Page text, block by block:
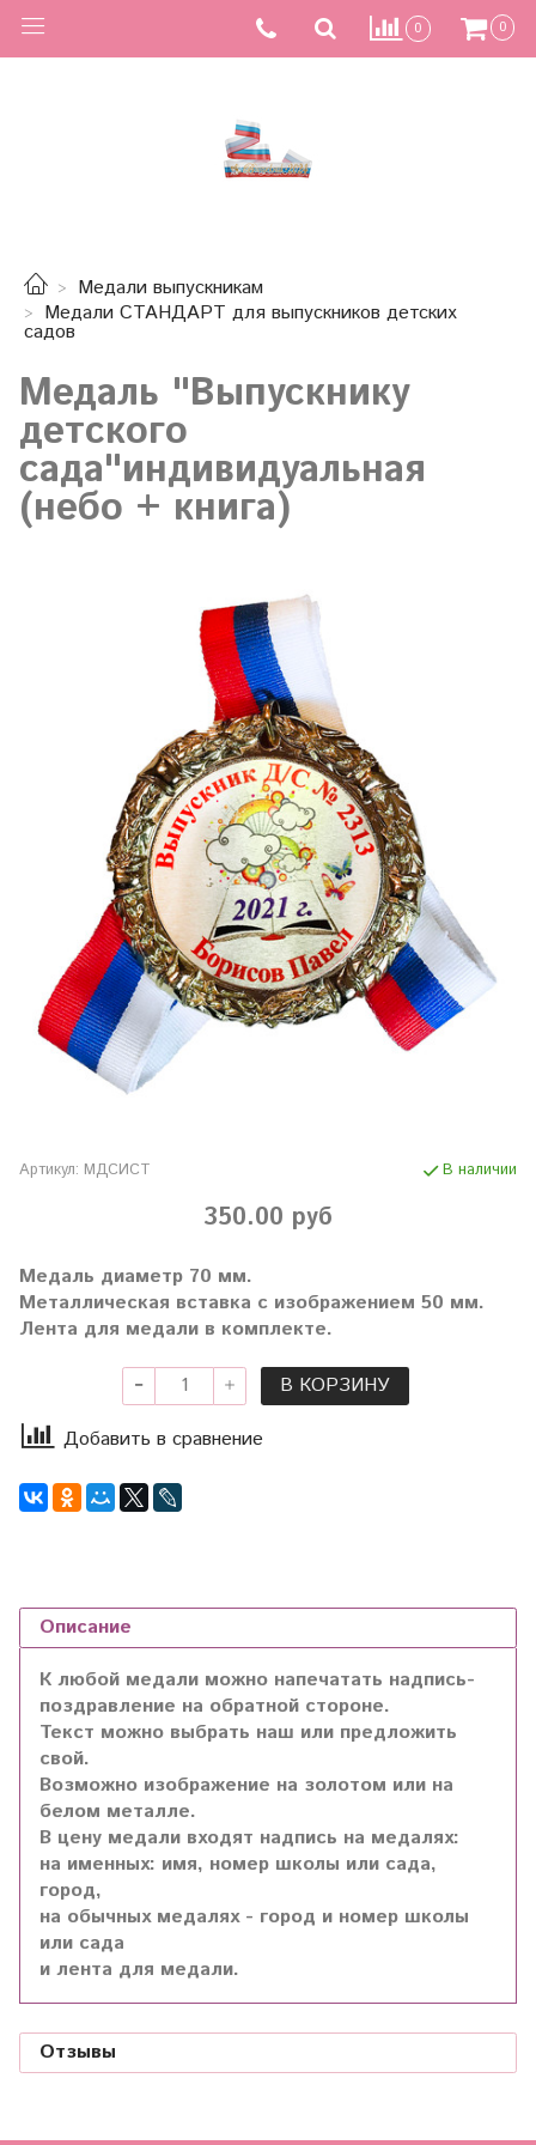
0 0
Медали выпускникам
Медали СТАНДАРТ для выпускников детских
садов
Медаль "Выпускнику
детского
сада"индивидуальная
(небо + книга)
Артикул: МДСИСТ В наличии
350.00 руб
Медаль диаметр 70 мм.
Металлическая вставка с изображением 50 мм.
Лента для медали в комплекте.
В КОРЗИНУ
Добавить в сравнение
Описание
К любой медали можно напечатать надпись-
поздравление на обратной стороне.
Текст можно выбрать наш или предложить
свой.
Возможно изображение на золотом или на
белом металле.
В цену медали входят надпись на медалях:
на именных: имя, номер школы или сада,
город,
на обычных медалях - город и номер школы
или сада
и лента для медали.
Отзывы